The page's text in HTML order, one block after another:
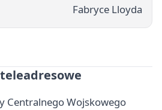
Fabryce Lloyda
Centralnego Wojskowego